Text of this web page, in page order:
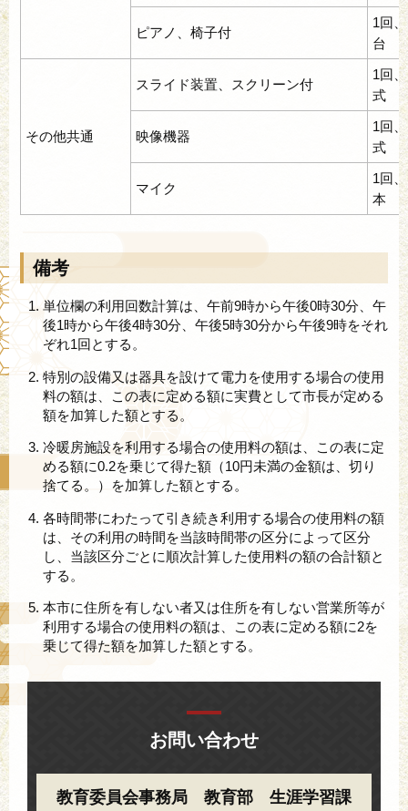
ピアノ、椅子付
1回
台
その他共通
スライド装置、スクリーン付
1回
式
映像機器
1回
式
マイク
1回
本
備考
単位欄の利用回数計算は、午前9時から午後0時30分、午
後1時から午後4時30分、午後5時30分から午後9時をそれ
ぞれ1回とする。
特別の設備又は器具を設けて電力を使用する場合の使用
料の額は、この表に定める額に実費として市長が定める
額を加算した額とする。
冷暖房施設を利用する場合の使用料の額は、この表に定
める額に0.2を乗じて得た額（10円未満の金額は、切り
捨てる。）を加算した額とする。
各時間帯にわたって引き続き利用する場合の使用料の額
は、その利用の時間を当該時間帯の区分によって区分
し、当該区分ごとに順次計算した使用料の額の合計額と
する。
本市に住所を有しない者又は住所を有しない営業所等が
利用する場合の使用料の額は、この表に定める額に2を
乗じて得た額を加算した額とする。
お問い合わせ
教育委員会事務局 教育部 生涯学習課